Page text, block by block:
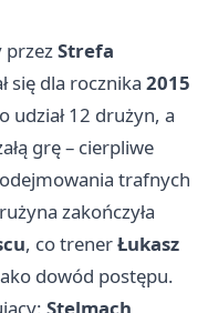
przezStrefa
się dla rocznika 2015
udział 12 drużyn, a
grę – cierpliwe
trafnych
zakończyła
, co trenerŁukasz
dowód postępu.